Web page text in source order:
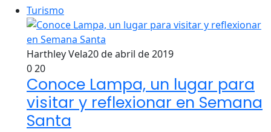
Turismo
Harthley Vela20 de abril de 2019
020
Conoce Lampa, un lugar para
visitar y reflexionar en Semana
Santa